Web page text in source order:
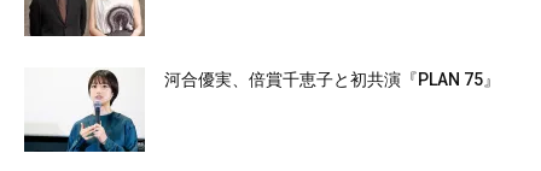
河合優実、倍賞千恵子と初共演『PLAN 75』